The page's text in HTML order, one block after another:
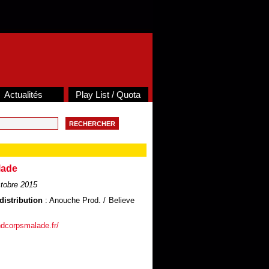
Actualités Play List / Quota
2015
: Anouche Prod. / Believe